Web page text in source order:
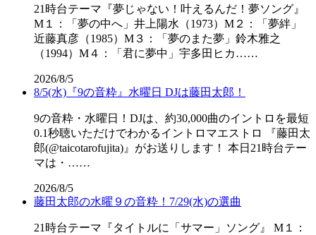
21時台テーマ『夢じゃない！叶えるんだ！夢ソング』
M１：「夢の中へ」井上陽水（1973）M２：「夢絆」
近藤真彦（1985）M３：「夢のまた夢」鈴木雅之
（1994）M４：「君に夢中」宇多田ヒカ……
2026/8/5
8/5(水)『9の音粋』水曜日 DJは藤田太郎！
9の音粋・水曜日！DJは、約30,000曲のイントロを最短
0.1秒聴いただけでわかるイントロマエストロ 『藤田太
郎(@taicotarofujita)』がお送りします！ 本日21時台テー
マは・……
2026/8/5
藤田太郎の水曜９の音粋！7/29(水)の選曲
21時台テーマ『タイトルに「サマー」ソング』 M１：